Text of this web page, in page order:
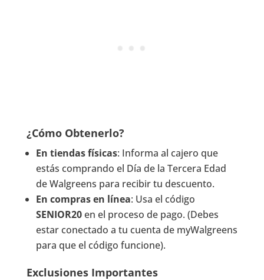
¿Cómo Obtenerlo?
En tiendas físicas: Informa al cajero que
estás comprando el Día de la Tercera Edad
de Walgreens para recibir tu descuento.
En compras en línea: Usa el código
SENIOR20en el proceso de pago. (Debes
estar conectado a tu cuenta de myWalgreens
para que el código funcione).
Exclusiones Importantes